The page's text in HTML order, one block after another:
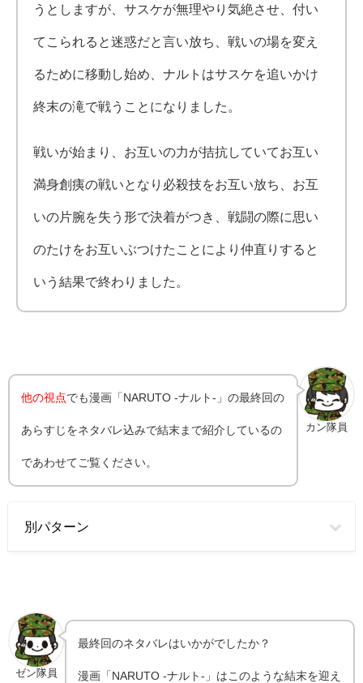
うとしますが、サスケが無理やり気絶させ、付い
てこられると迷惑だと言い放ち、戦いの場を変え
るために移動し始め、ナルトはサスケを追いかけ
終末の滝で戦うことになりました。
戦いが始まり、お互いの力が拮抗していてお互い
満身創痍の戦いとなり必殺技をお互い放ち、お互
いの片腕を失う形で決着がつき、戦闘の際に思い
のたけをお互いぶつけたことにより仲直りすると
いう結果で終わりました。
カン隊員
他の視点でも漫画「NARUTO -ナルト-」の最終回の
あらすじをネタバレ込みで結末まで紹介しているの
であわせてご覧ください。
別パターン
ゼン隊員
最終回のネタバレはいかがでしたか？
漫画「NARUTO -ナルト-」はこのような結末を迎え